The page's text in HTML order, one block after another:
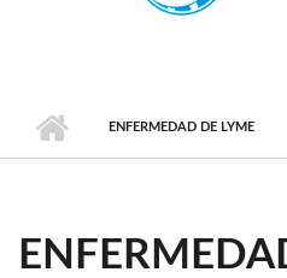
ENFERMEDAD DE LYME